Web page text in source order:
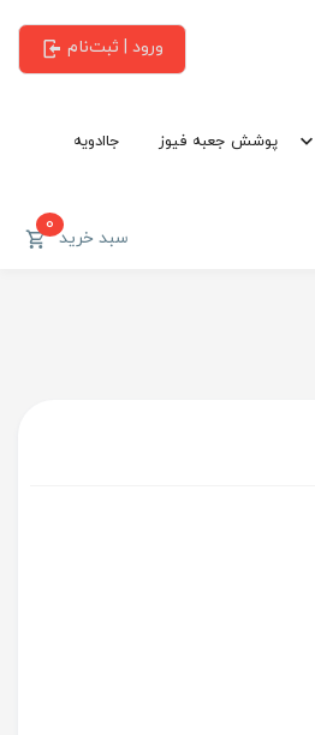
ورود | ثبت‌نام
پوشش جعبه فیوز
جاادویه
سبد خرید0